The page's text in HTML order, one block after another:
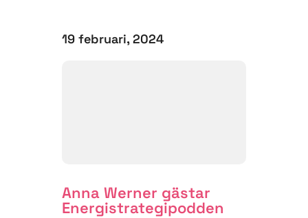
19 februari, 2024
Anna Werner gästar
Energistrategipodden